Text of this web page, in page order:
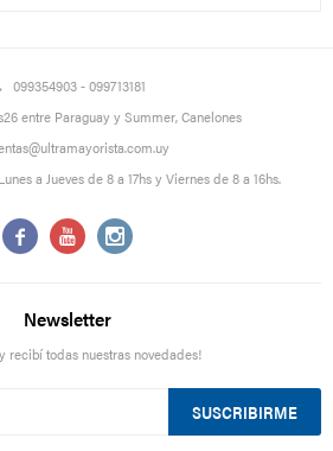
099354903 - 099713181
entre Paraguay y Summer, Canelones
a Jueves de 8 a 17hs y Viernes de 8 a 16hs.
  
Newsletter
recibí todas nuestras novedades!
SUSCRIBIRME